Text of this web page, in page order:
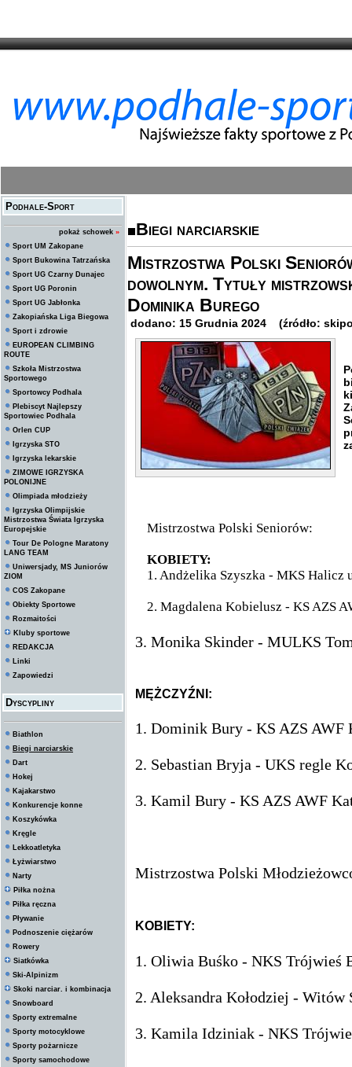
Podhale-Sport
pokaż schowek »
Sport UM Zakopane
Sport Bukowina Tatrzańska
Sport UG Czarny Dunajec
Sport UG Poronin
Sport UG Jabłonka
Zakopiańska Liga Biegowa
Sport i zdrowie
EUROPEAN CLIMBING
ROUTE
Szkoła Mistrzostwa
Sportowego
Sportowcy Podhala
Plebiscyt Najlepszy
Sportowiec Podhala
Orlen CUP
Igrzyska STO
Igrzyska lekarskie
ZIMOWE IGRZYSKA
POLONIJNE
Olimpiada młodzieży
Igrzyska Olimpijskie
Mistrzostwa Świata Igrzyska
Europejskie
Tour De Pologne Maratony
LANG TEAM
Uniwersjady, MS Juniorów
ZIOM
COS Zakopane
Obiekty Sportowe
Rozmaitości
Kluby sportowe
REDAKCJA
Linki
Zapowiedzi
Dyscypliny
Biathlon
Biegi narciarskie
Dart
Hokej
Kajakarstwo
Konkurencje konne
Koszykówka
Kręgle
Lekkoatletyka
Łyżwiarstwo
Narty
Piłka nożna
Piłka ręczna
Pływanie
Podnoszenie ciężarów
Rowery
Siatkówka
Ski-Alpinizm
Skoki narciar. i kombinacja
Snowboard
Sporty extremalne
Sporty motocyklowe
Sporty pożarnicze
Sporty samochodowe
Biegi narciarskie
Mistrzostwa Polski
dowolnym. Tytuły
Dominika Burego
dodano: 15 Grudnia 2024 (źródło:
Mistrzostwa Polski Seniorów:
KOBIETY:
1. Andżelika Szyszka - MKS Halicz
2. Magdalena Kobielusz - KS AZS
3. Monika Skinder - MULKS
MĘŻCZYŹNI:
1. Dominik Bury - KS AZS AWF
2. Sebastian Bryja - UKS regle
3. Kamil Bury - KS AZS AWF
Mistrzostwa Polski
KOBIETY:
1. Oliwia Buśko - NKS Trójwieś
2. Aleksandra Kołodziej - Witów
3. Kamila Idziniak - NKS